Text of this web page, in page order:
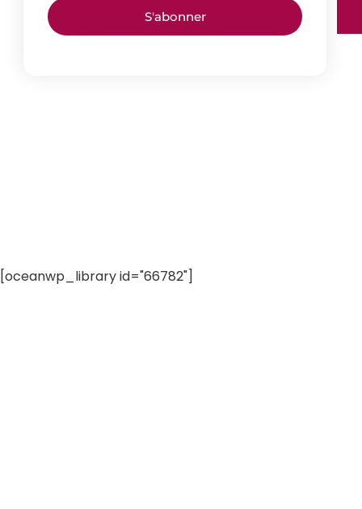
S'abonner
[oceanwp_library id="66782"]